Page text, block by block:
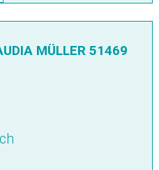
MÜLLER 51469